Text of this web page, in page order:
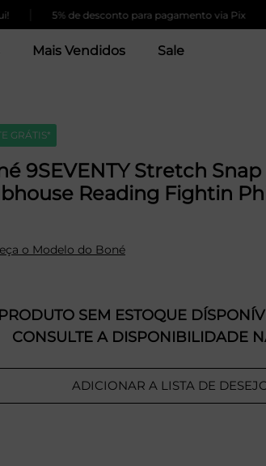
5% de desconto para pagamento via Pix |
Mais Vendidos Sale
GRÁTIS*
9SEVENTY Stretch
Reading Fightin
o Modelo do Boné
PRODUTO SEM ESTOQUE
CONSULTE A DISPONIBILIDADE
ADICIONAR A LISTA DE